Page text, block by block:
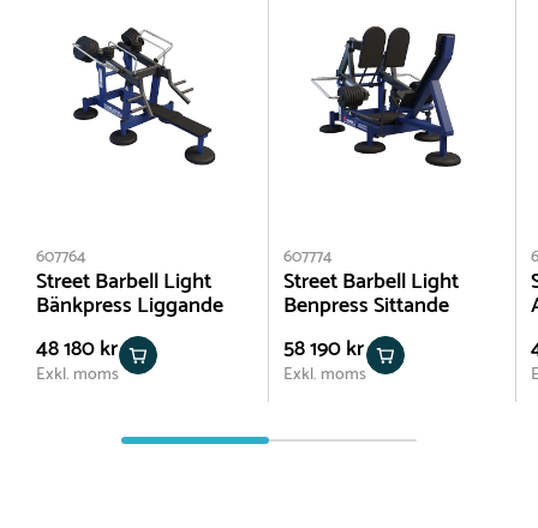
607764
Street Barbell Light
Bänkpress Liggande
48 180 kr
Exkl. moms
607774
Street Barbell Light
Benpress Sittande
58 190 kr
Exkl. moms